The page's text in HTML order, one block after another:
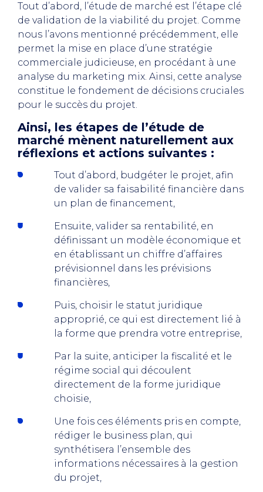
Tout d’abord, l’étude de marché est l’étape clé
de validation de la viabilité du projet. Comme
nous l’avons mentionné précédemment, elle
permet la mise en place d’une stratégie
commerciale judicieuse, en procédant à une
analyse du marketing mix. Ainsi, cette analyse
constitue le fondement de décisions cruciales
pour le succès du projet.
Ainsi, les étapes de l’étude de
marché mènent naturellement aux
réflexions et actions suivantes :
Tout d’abord, budgéter le projet, afin
de valider sa faisabilité financière dans
un plan de financement,
Ensuite, valider sa rentabilité, en
définissant un modèle économique et
en établissant un chiffre d’affaires
prévisionnel dans les prévisions
financières,
Puis, choisir le statut juridique
approprié, ce qui est directement lié à
la forme que prendra votre entreprise,
Par la suite, anticiper la fiscalité et le
régime social qui découlent
directement de la forme juridique
choisie,
Une fois ces éléments pris en compte,
rédiger le business plan, qui
synthétisera l’ensemble des
informations nécessaires à la gestion
du projet,